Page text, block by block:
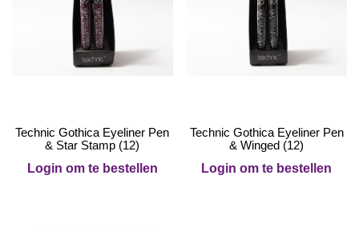
Technic Gothica Eyeliner Pen
& Star Stamp (12)
Login om te bestellen
Technic Gothica Eyeliner Pen
& Winged (12)
Login om te bestellen